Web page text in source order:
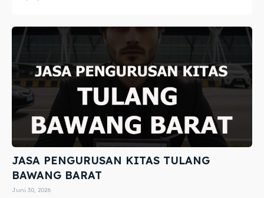
JASA PENGURUSAN KITAS TULANG
BAWANG BARAT
Juni 30, 2026